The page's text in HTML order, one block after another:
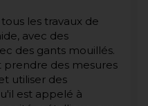
les travaux de
avec des
des gants mouillés.
prendre des mesures
utiliser des
est appelé à